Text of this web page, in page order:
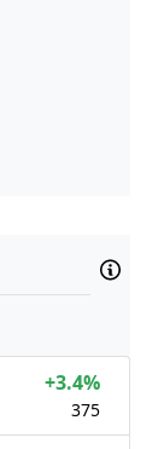
+3.4%
375